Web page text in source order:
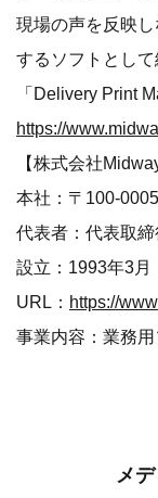
現場の声を反映
するソフトとして
「Delivery Print
https://
【株式会社
本社：〒100-
代表者：代表取
設立：1993年3月
URL： https://
事業内容：業務
メ